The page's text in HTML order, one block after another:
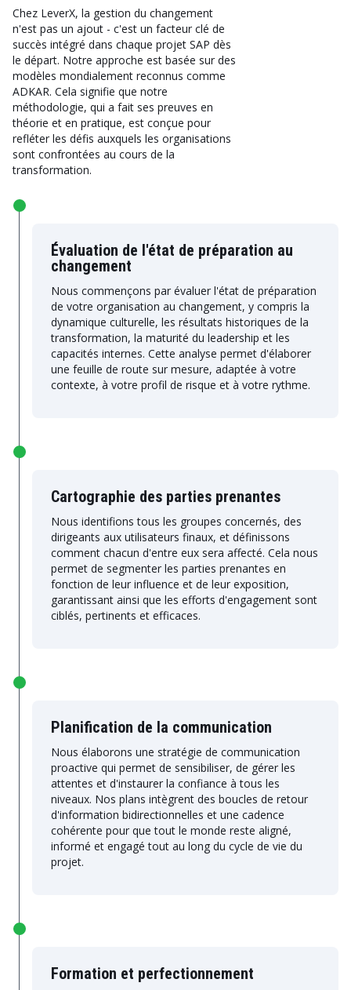
Chez LeverX, la gestion du changement
n'est pas un ajout - c'est un facteur clé de
succès intégré dans chaque projet SAP dès
le départ. Notre approche est basée sur des
modèles mondialement reconnus comme
ADKAR. Cela signifie que notre
méthodologie, qui a fait ses preuves en
théorie et en pratique, est conçue pour
refléter les défis auxquels les organisations
sont confrontées au cours de la
transformation.
Évaluation de l'état de préparation au
changement
Nous commençons par évaluer l'état de préparation
de votre organisation au changement, y compris la
dynamique culturelle, les résultats historiques de la
transformation, la maturité du leadership et les
capacités internes. Cette analyse permet d'élaborer
une feuille de route sur mesure, adaptée à votre
contexte, à votre profil de risque et à votre rythme.
Cartographie des parties prenantes
Nous identifions tous les groupes concernés, des
dirigeants aux utilisateurs finaux, et définissons
comment chacun d'entre eux sera affecté. Cela nous
permet de segmenter les parties prenantes en
fonction de leur influence et de leur exposition,
garantissant ainsi que les efforts d'engagement sont
ciblés, pertinents et efficaces.
Planification de la communication
Nous élaborons une stratégie de communication
proactive qui permet de sensibiliser, de gérer les
attentes et d'instaurer la confiance à tous les
niveaux. Nos plans intègrent des boucles de retour
d'information bidirectionnelles et une cadence
cohérente pour que tout le monde reste aligné,
informé et engagé tout au long du cycle de vie du
projet.
Formation et perfectionnement